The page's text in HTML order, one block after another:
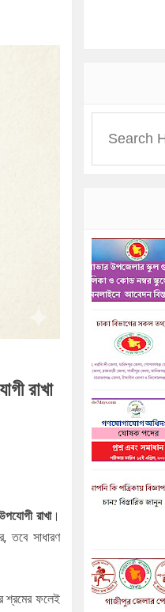
রাখা
রাখা।
তবে সাধারণ
শ্রমের ফলেই